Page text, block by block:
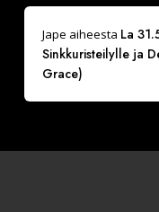
Jape aiheesta La
Sinkkuristeilylle ja
Grace)